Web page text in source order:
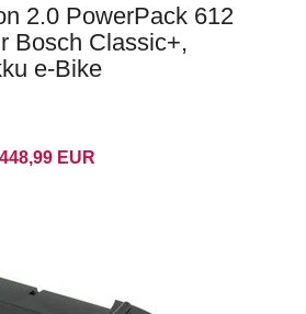
2.0 PowerPack 612
Bosch Classic+,
e-Bike
448,99 EUR